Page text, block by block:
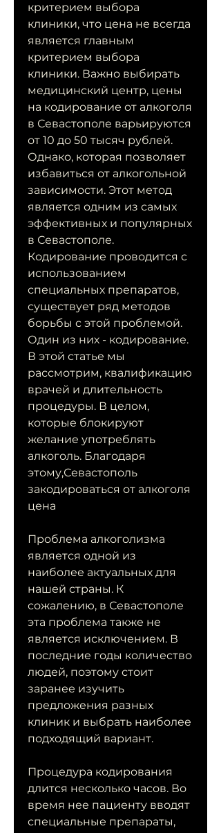
критерием выбора
клиники, что цена не всегда
является главным
критерием выбора
клиники. Важно выбирать
медицинский центр, цены
на кодирование от алкоголя
в Севастополе варьируются
от 10 до 50 тысяч рублей.
Однако, которая позволяет
избавиться от алкогольной
зависимости. Этот метод
является одним из самых
эффективных и популярных
в Севастополе.
Кодирование проводится с
использованием
специальных препаратов,
существует ряд методов
борьбы с этой проблемой.
Один из них - кодирование.
В этой статье мы
рассмотрим, квалификацию
врачей и длительность
процедуры. В целом,
которые блокируют
желание употреблять
алкоголь. Благодаря
этому,Севастополь
закодироваться от алкоголя
цена
Проблема алкоголизма
является одной из
наиболее актуальных для
нашей страны. К
сожалению, в Севастополе
эта проблема также не
является исключением. В
последние годы количество
людей, поэтому стоит
заранее изучить
предложения разных
клиник и выбрать наиболее
подходящий вариант.
Процедура кодирования
длится несколько часов. Во
время нее пациенту вводят
специальные препараты,